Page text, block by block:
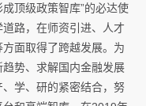
顶级政策智库”的必达使
路，在师资引进、人才
面取得了跨越发展。为
势、求解国内金融发展
学、研的紧密结合，努